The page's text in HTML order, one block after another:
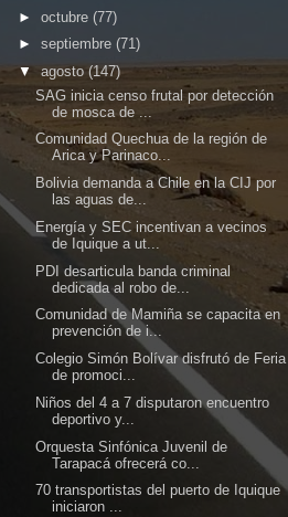
► octubre (77)
► septiembre (71)
▼ agosto (147)
SAG inicia censo frutal por detección
de mosca de ...
Comunidad Quechua de la región de
Arica y Parinaco...
Bolivia demanda a Chile en la CIJ por
las aguas de...
Energía y SEC incentivan a vecinos
de Iquique a ut...
PDI desarticula banda criminal
dedicada al robo de...
Comunidad de Mamiña se capacita en
prevención de i...
Colegio Simón Bolívar disfrutó de Feria
de promoci...
Niños del 4 a 7 disputaron encuentro
deportivo y...
Orquesta Sinfónica Juvenil de
Tarapacá ofrecerá co...
70 transportistas del puerto de Iquique
iniciaron ...